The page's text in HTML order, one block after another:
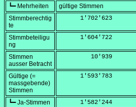
┗━ Mehrheiten
gültige Stimmen
Stimmberechtig
te
      1'702'623
Stimmbeteiligu
ng
      1'604'722
Stimmen
ausser Betracht
         10'939
Gültige (=
massgebende)
Stimmen
      1'593'783
┗━ Ja-Stimmen
      1'582'244